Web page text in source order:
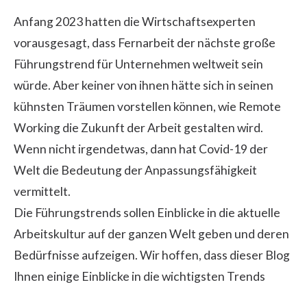
Anfang 2023 hatten die Wirtschaftsexperten
vorausgesagt, dass Fernarbeit der nächste große
Führungstrend für Unternehmen weltweit sein
würde. Aber keiner von ihnen hätte sich in seinen
kühnsten Träumen vorstellen können, wie Remote
Working die Zukunft der Arbeit gestalten wird.
Wenn nicht irgendetwas, dann hat Covid-19 der
Welt die Bedeutung der Anpassungsfähigkeit
vermittelt.
Die Führungstrends sollen Einblicke in die aktuelle
Arbeitskultur auf der ganzen Welt geben und deren
Bedürfnisse aufzeigen. Wir hoffen, dass dieser Blog
Ihnen einige Einblicke in die wichtigsten Trends